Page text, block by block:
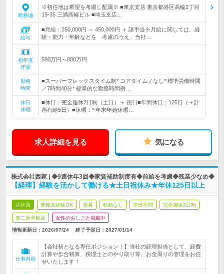
勤務地
※初任地は希望を考慮し配属※ ■東京支店 東京都港区高輪2丁目
15-35 三浦高輪ビル ■埼玉支店…
給与
■月給：250,000円 ～ 450,000円 ＋ 諸手当※月給に関しては、経
験・能力・年齢などを 考慮のうえ、当社…
初年度
年収
580万円～880万円
勤務
時間
■スーパーフレックスタイム制* コアタイム／なし* 標準労働時間
／7時間40分* 標準的な勤務時間例…
休日
休暇
■休日：完全週休2日制（土日）＋ 祝日■年間休日：125日（＋計
画有給5日）■休暇：* 年末年始休暇…
求人詳細を見る 気になる
株式会社西家 | ◆9連休年3回◆家賃補助制度有◆前給を考慮◆残業少なめ◆
【経理】経験を活かして働ける★土日祝休み★年休125日以上
正社員 業種未経験OK 急募 転勤なし 学歴不問 完全週休2日制
第二新卒歓迎 女性のおしごと掲載中
情報更新日：2026/07/24 終了予定日： 2027/01/14
仕事内容
【会社初となる専任ポジション！】当社の経理担当として、経費
計算や歩合精算、税理士とのやり取り等、お金周りの管理をお任
せいたします！